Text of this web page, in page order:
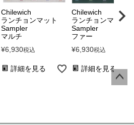
Chilewich
ランチョンマット
Sampler
マルチ
¥6,930税込
詳細を見る
Chilewich
ランチョンマット
Sampler
ファー
¥6,930税込
詳細を見る
へ